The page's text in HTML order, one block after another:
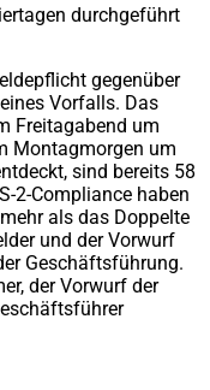
durchgeführt
gegenüber
Vorfalls. Das
Freitagabend um
Montagmorgen um
sind bereits 58
2-Compliance haben
als das Doppelte
und der Vorwurf
Geschäftsführung.
der Vorwurf der